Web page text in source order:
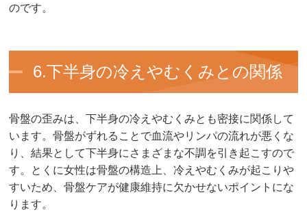
のです。
6.下半身の冷えやむくみとの関係
骨盤の歪みは、下半身の冷えやむくみとも密接に関係して
います。骨盤がずれることで血流やリンパの流れが悪くな
り、結果として下半身にさまざまな不調を引き起こすので
す。とくに女性は骨盤の構造上、冷えやむくみが起こりや
すいため、骨盤ケアが健康維持に欠かせないポイントにな
ります。